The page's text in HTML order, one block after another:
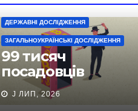
ДЕРЖАВНІ ДОСЛІДЖЕННЯ
ЗАГАЛЬНОУКРАЇНСЬКІ ДОСЛІДЖЕННЯ
99 тисяч
посадовців
приховали свої
декларації
J ЛИП, 2026